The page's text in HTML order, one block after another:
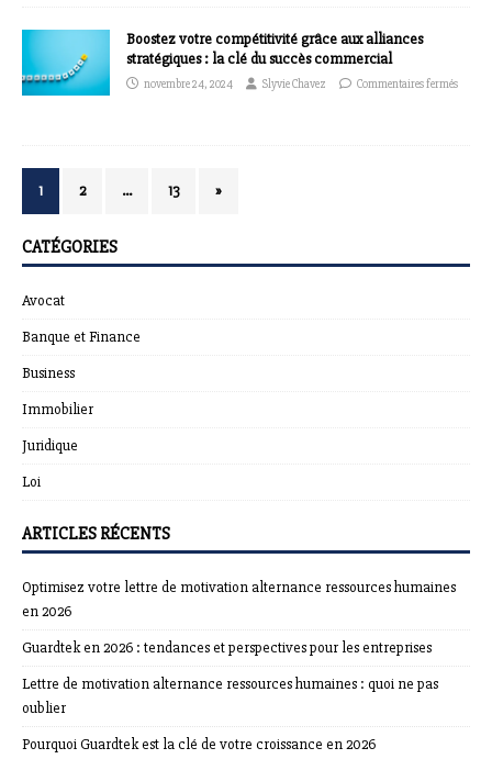
Boostez votre compétitivité grâce aux alliances
stratégiques : la clé du succès commercial
novembre 24, 2024 Slyvie Chavez Commentaires fermés
1 2 … 13 »
CATÉGORIES
Avocat
Banque et Finance
Business
Immobilier
Juridique
Loi
ARTICLES RÉCENTS
Optimisez votre lettre de motivation alternance ressources humaines
en 2026
Guardtek en 2026 : tendances et perspectives pour les entreprises
Lettre de motivation alternance ressources humaines : quoi ne pas
oublier
Pourquoi Guardtek est la clé de votre croissance en 2026